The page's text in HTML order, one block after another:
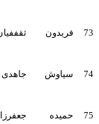
ثقففیان 2934
جاهدی 1865
جعفرزاده 4471